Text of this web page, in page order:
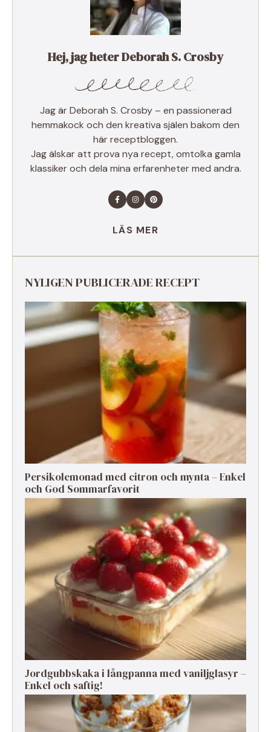
Hej, jag heter Deborah S. Crosby
Jag är Deborah S. Crosby – en passionerad
hemmakock och den kreativa själen bakom den
här receptbloggen.
Jag älskar att prova nya recept, omtolka gamla
klassiker och dela mina erfarenheter med andra.
LÄS MER
NYLIGEN PUBLICERADE RECEPT
Persikolemonad med citron och mynta – Enkel
och God Sommarfavorit
Jordgubbskaka i långpanna med vaniljglasyr –
Enkel och saftig!